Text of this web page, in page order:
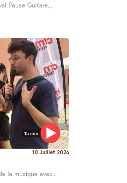
Pause Guitare,...
15 min
10 Juillet 2026
la musique avec...